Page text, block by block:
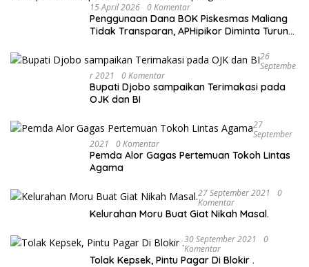
15 April 2026 0 Komentar
Penggunaan Dana BOK Piskesmas Maliang
Tidak Transparan, APHipikor Diminta Turun
26
Septembe
R 2021
0 Komentar
Bupati Djobo sampaikan Terimakasi pada
OJK dan BI
27
September
2021
0 Komentar
Pemda Alor Gagas Pertemuan Tokoh Lintas
Agama
27 September 2021
0
Komentar
Kelurahan Moru Buat Giat Nikah Masal.
30 September 2021
0
Komentar
Tolak Kepsek, Pintu Pagar Di Blokir .